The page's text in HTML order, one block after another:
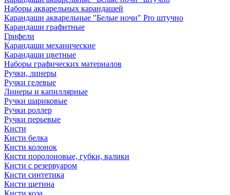
Наборы акварельных карандашей
Карандаши акварельные "Белые ночи" Pro штучно
Карандаши графитные
Грифели
Карандаши механические
Карандаши цветные
Наборы графических материалов
Ручки, линеры
Ручки гелевые
Линеры и капиллярные
Ручки шариковые
Ручки роллер
Ручки перьевые
Кисти
Кисти белка
Кисти колонок
Кисти поролоновые, губки, валики
Кисти с резервуаром
Кисти синтетика
Кисти щетина
Кисти коза